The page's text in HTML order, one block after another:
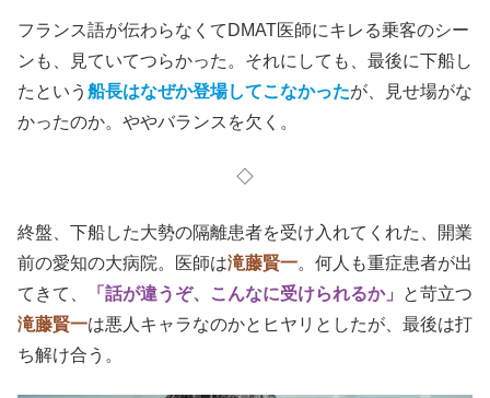
フランス語が伝わらなくてDMAT医師にキレる乗客のシー
ンも、見ていてつらかった。 それにしても、最後に下船し
たという 船長はなぜか登場してこなかったが、見せ場がな
かったのか。ややバランスを欠く。
◇
終盤、下船した大勢の隔離患者を受け入れてくれた、開業
前の愛知の大病院。医師は滝藤賢一。何人も重症患者が出
てきて、
「話が違うぞ、こんなに受けられるか」
と苛立つ
滝藤賢一は悪人キャラなのかとヒヤリとしたが、最後は打
ち解け合う。